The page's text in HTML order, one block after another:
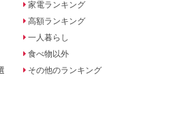
家電ランキング
高額ランキング
一人暮らし
食べ物以外
その他のランキング